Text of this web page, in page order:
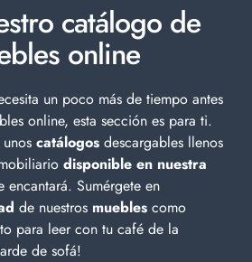
catálogo de
online
un poco más de tiempo antes
online, esta sección es para ti.
catálogos descargables llenos
disponible en nuestra
encantará. Sumérgete en
de nuestros muebles como
para leer con tu café de la
de sofá!